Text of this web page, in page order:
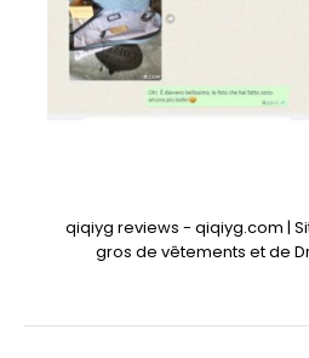
qiqiyg reviews - qiqiyg.com |
gros de vêtements et de